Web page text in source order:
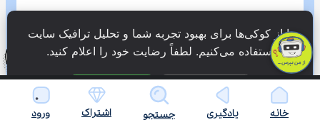
خانه یادگیری جستجو اشتراک ورود
ما از کوکی‌ها برای بهبود تجربه شما و تحلیل ترافیک سایت
استفاده می‌کنیم. لطفاً رضایت خود را اعلام کنید.
فقط ضروری پذیرش همه